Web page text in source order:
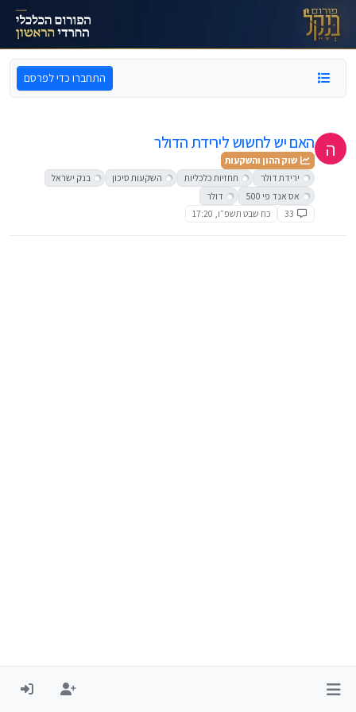
דילוג לתוכן
התחברו כדי לפרסם
ה האם יש לחשוש לירידת הדולר
שוק ההון והשקעות
ירידת דולר
תחזיות כלכליות השקעות סיכון
בנק ישראל
אס אנד פי 500
דולר
33
כח שבט תשפ״ו, 17:20